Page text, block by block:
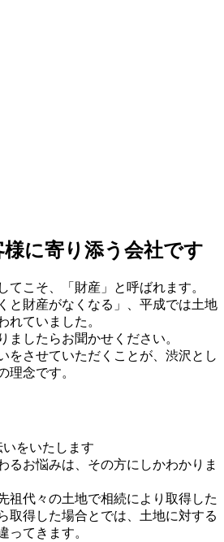
様に寄り添う会社です
てこそ、「財産」と呼ばれます。
と財産がなくなる」、平成では土地
れていました。
ましたらお聞かせください。
をさせていただくことが、渋沢とし
理念です。
をいたします
るお悩みは、その方にしかわかりま
祖代々の土地で相続により取得した
取得した場合とでは、土地に対する
ってきます。